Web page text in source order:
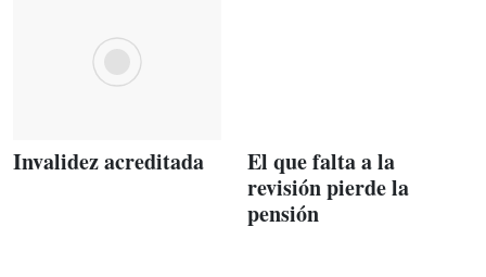
Invalidez acreditada
El que falta a la
revisión pierde la
pensión